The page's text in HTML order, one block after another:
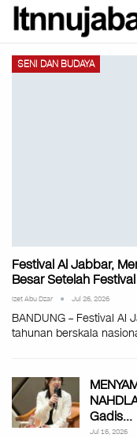
SENI DAN BUDAYA
Festival Al Jabbar,
Besar Setelah
Izet Abu Dzar Jul 26, 2026
BANDUNG – Festival Al
tahunan berskala
Gadis…
Jul 16, 2026